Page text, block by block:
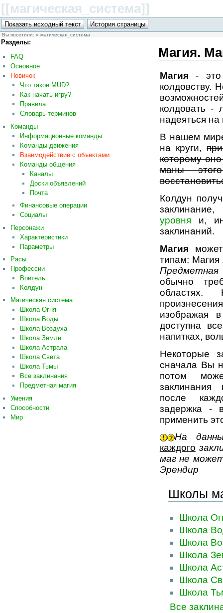
[[магическая_система]]
Вы посетили: » магическая_система
Разделы:
FAQ
Основное
Новичок
Что такое MUD?
Как начать игру?
Правила
Словарь терминов
Команды
Информационные команды
Команды движения
Взаимодействие с объектами
Команды общения
Каналы
Доски объявлений
Почта
Финансовые операции
Социалы
Персонажи
Характеристики
Параметры
Расы
Профессии
Воитель
Колдун
Магическая система
Школа Огня
Школа Воды
Школа Воздуха
Школа Земли
Школа Астрала
Школа Света
Школа Тьмы
Все заклинания
Предметная магия
Умения
Способности
Мир
Магия.
Магия - это
колдовству.
колдовать -
надеяться
В нашем
на круги,
которому
маны
Колдун
уровня и,
заклинаний.
Магия
типам: Магия
Предметная
обычно
областях.
изображая
доступна
напитках,
Некоторые
сначала Вы
потом
заклинания
после
задержка -
применить
На
каждого
маг не
Эрендир
Школы
Школа
Школа
Школа
Школа
Школа
Школа
Школа
Все